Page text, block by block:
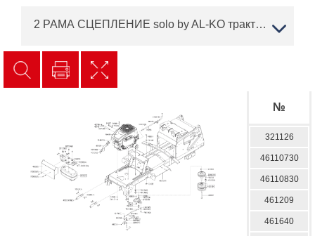
2 РАМА СЦЕПЛЕНИЕ solo by AL-KO трактор T 15-103.7 HD-A Артикул: 127418 с 01/2018 по 04/2018 года
№
321126
46110730
46110830
461209
461640